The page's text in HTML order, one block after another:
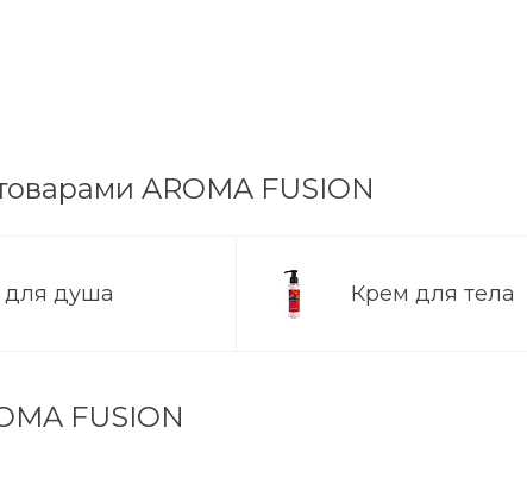
AROMA FUSION
для душа Крем для тела
FUSION